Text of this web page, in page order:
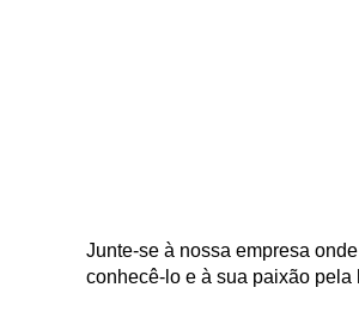
Junte-se à nossa empresa
conhecê-lo e à sua paixão